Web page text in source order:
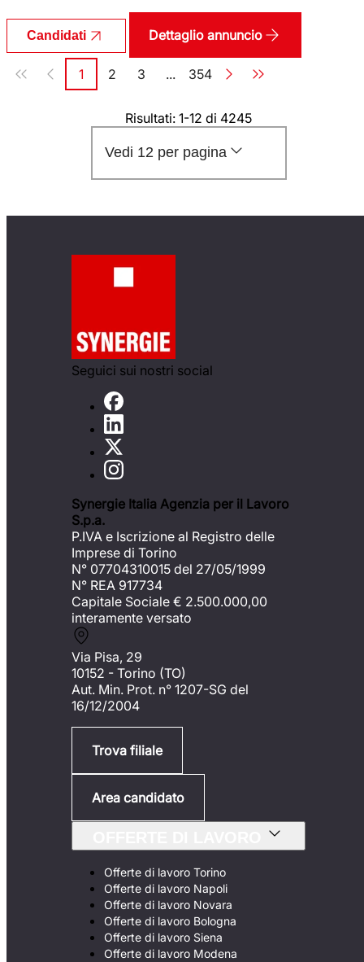
Candidati Dettaglio annuncio
Paginazione
Pagina
1 Pagina
2 Pagina
3 ... Pagina
354
Risultati: 1-12 di 4245
Vedi 12 per pagina
Seguici sui nostri social
Synergie Italia Agenzia per il Lavoro
S.p.a.
P.IVA e Iscrizione al Registro delle
Imprese di Torino
N° 07704310015 del 27/05/1999
N° REA 917734
Capitale Sociale € 2.500.000,00
interamente versato
Via Pisa, 29
10152 - Torino (TO)
Aut. Min. Prot. n° 1207-SG del
16/12/2004
Trova filiale
Area candidato
Offerte di lavoro Torino
Offerte di lavoro Napoli
Offerte di lavoro Novara
Offerte di lavoro Bologna
Offerte di lavoro Siena
Offerte di lavoro Modena